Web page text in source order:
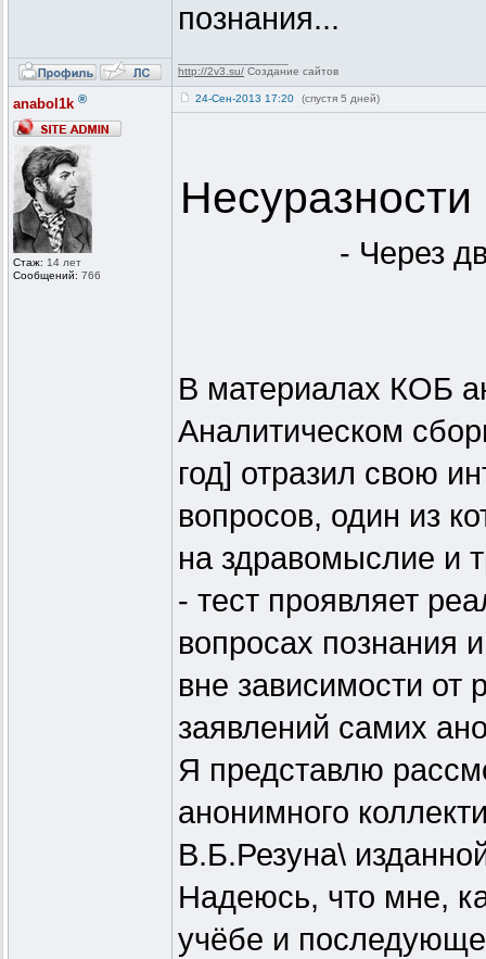
познания...
http://2v3.su/ Создание сайтов
anabol1k ®
Стаж: 14 лет
Сообщений: 766
24-Сен-2013 17:20 (спустя 5 дней)
- Через
В материалах КОБ
Аналитическом
год] отразил свою
вопросов, один из
на здравомыслие и
- тест проявляет
вопросах познания
вне зависимости от
заявлений самих
Я представлю
анонимного
В.Б.Резуна\
Надеюсь, что мне,
учёбе и